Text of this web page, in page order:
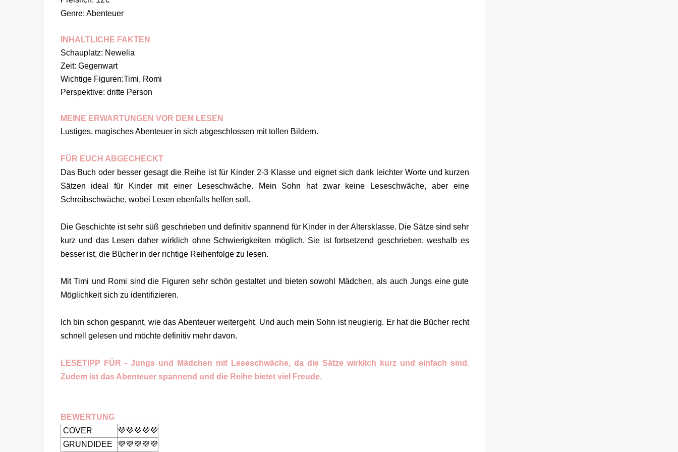
Genre: Abenteuer
INHALTLICHE FAKTEN
Schauplatz: Newelia
Zeit: Gegenwart
Wichtige Figuren:Timi, Romi
Perspektive: dritte Person
MEINE ERWARTUNGEN VOR DEM LESEN
Lustiges, magisches Abenteuer in sich abgeschlossen mit tollen Bildern.
FÜR EUCH ABGECHECKT
Das Buch oder besser gesagt die Reihe ist für Kinder 2-3 Klasse und eignet sich dank leichter Worte und kurzen
Sätzen ideal für Kinder mit einer Leseschwäche. Mein Sohn hat zwar keine Leseschwäche, aber eine
Schreibschwäche, wobei Lesen ebenfalls helfen soll.
Die Geschichte ist sehr süß geschrieben und definitiv spannend für Kinder in der Altersklasse. Die Sätze sind sehr
kurz und das Lesen daher wirklich ohne Schwierigkeiten möglich. Sie ist fortsetzend geschrieben, weshalb es
besser ist, die Bücher in der richtige Reihenfolge zu lesen.
Mit Timi und Romi sind die Figuren sehr schön gestaltet und bieten sowohl Mädchen, als auch Jungs eine gute
Möglichkeit sich zu identifizieren.
Ich bin schon gespannt, wie das Abenteuer weitergeht. Und auch mein Sohn ist neugierig. Er hat die Bücher recht
schnell gelesen und möchte definitiv mehr davon.
LESETIPP FÜR - Jungs und Mädchen mit Leseschwäche, da die Sätze wirklich kurz und einfach sind.
Zudem ist das Abenteuer spannend und die Reihe bietet viel Freude.
BEWERTUNG
COVER
💜💜💜💜💜
GRUNDIDEE
💜💜💜💜💜